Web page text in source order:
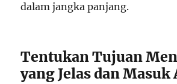
dalam jangka panjang.
Tentukan Tujuan
yang Jelas dan Masuk